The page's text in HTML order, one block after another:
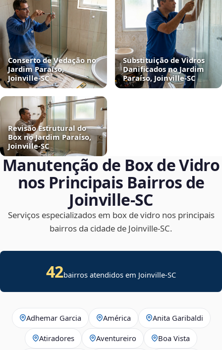
Conserto de Vedação no
Jardim Paraíso,
Joinville‑SC
Substituição de Vidros
Danificados no Jardim
Paraíso, Joinville‑SC
Revisão Estrutural do
Box no Jardim Paraíso,
Joinville‑SC
Manutenção de Box de Vidro
nos Principais Bairros de
Joinville‑SC
Serviços especializados em box de vidro nos principais
bairros da cidade de Joinville‑SC.
42bairros atendidos em Joinville-SC
Adhemar Garcia América Anita Garibaldi
Atiradores Aventureiro Boa Vista